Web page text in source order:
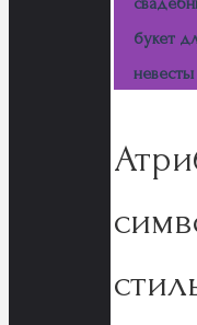
букет
невесты